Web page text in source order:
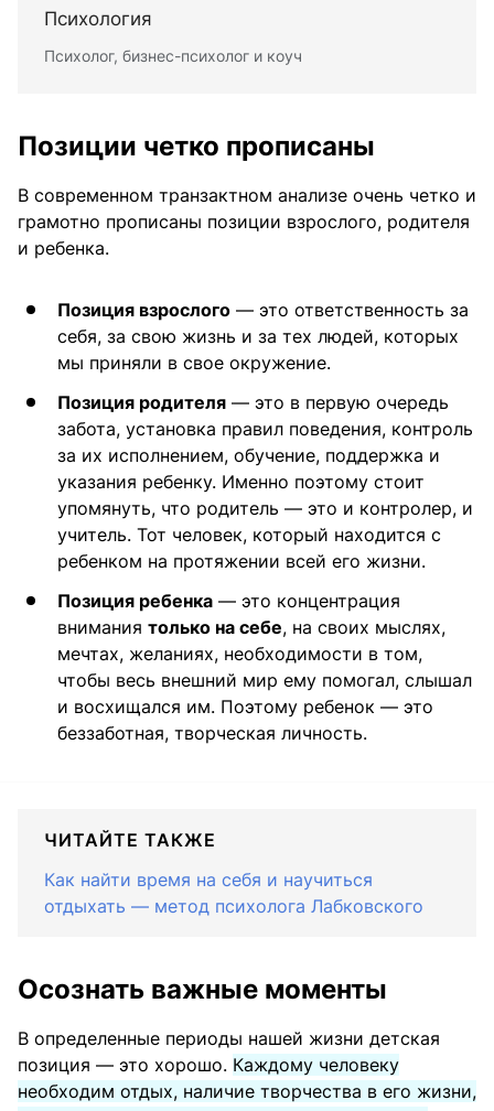
Психология
Психолог, бизнес-психолог и коуч
Позиции четко прописаны
В современном транзактном анализе очень четко и
грамотно прописаны позиции взрослого, родителя
и ребенка.
Позиция взрослого — это ответственность за
себя, за свою жизнь и за тех людей, которых
мы приняли в свое окружение.
Позиция родителя — это в первую очередь
забота, установка правил поведения, контроль
за их исполнением, обучение, поддержка и
указания ребенку. Именно поэтому стоит
упомянуть, что родитель — это и контролер, и
учитель. Тот человек, который находится с
ребенком на протяжении всей его жизни.
Позиция ребенка — это концентрация
внимания только на себе, на своих мыслях,
мечтах, желаниях, необходимости в том,
чтобы весь внешний мир ему помогал, слышал
и восхищался им. Поэтому ребенок — это
беззаботная, творческая личность.
ЧИТАЙТЕ ТАКЖЕ
Как найти время на себя и научиться
отдыхать — метод психолога Лабковского
Осознать важные моменты
В определенные периоды нашей жизни детская
позиция — это хорошо. Каждому человеку
необходим отдых, наличие творчества в его жизни,